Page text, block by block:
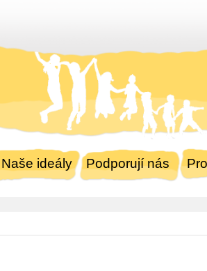
Naše ideály Podporují nás